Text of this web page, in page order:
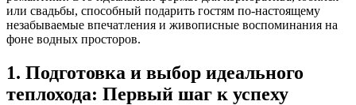
или свадьбы, способный подарить гостям по-настоящему
незабываемые впечатления и живописные воспоминания на
фоне водных просторов.
1. Подготовка и выбор идеального
теплохода: Первый шаг к успеху